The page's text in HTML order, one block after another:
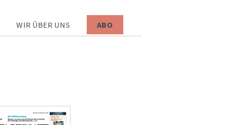
WIR ÜBER UNS ABO